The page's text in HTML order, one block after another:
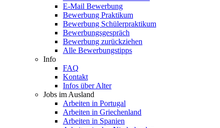
E-Mail Bewerbung
Bewerbung Praktikum
Bewerbung Schülerpraktikum
Bewerbungsgespräch
Bewerbung zurückziehen
Alle Bewerbungstipps
Info
FAQ
Kontakt
Infos über Alter
Jobs im Ausland
Arbeiten in Portugal
Arbeiten in Griechenland
Arbeiten in Spanien